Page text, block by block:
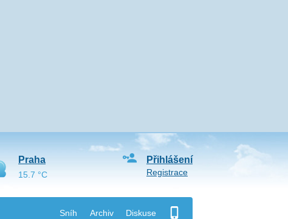
Sníh Archiv Diskuse
Přihlášení
Registrace
Praha
15.7 °C